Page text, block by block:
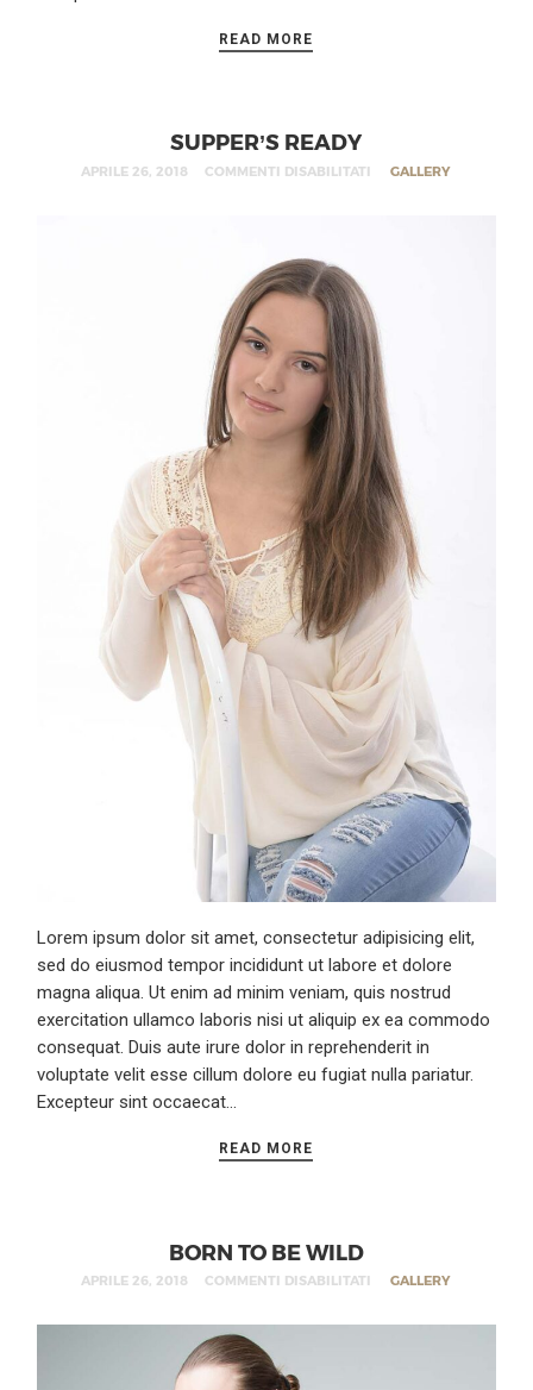
READ MORE
SUPPER’S READY
APRILE 26, 2018 COMMENTI DISABILITATI GALLERY
Lorem ipsum dolor sit amet, consectetur adipisicing elit,
sed do eiusmod tempor incididunt ut labore et dolore
magna aliqua. Ut enim ad minim veniam, quis nostrud
exercitation ullamco laboris nisi ut aliquip ex ea commodo
consequat. Duis aute irure dolor in reprehenderit in
voluptate velit esse cillum dolore eu fugiat nulla pariatur.
Excepteur sint occaecat…
READ MORE
BORN TO BE WILD
APRILE 26, 2018 COMMENTI DISABILITATI GALLERY